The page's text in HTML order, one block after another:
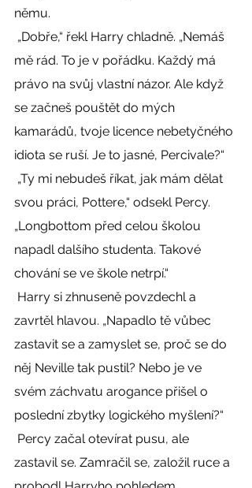
němu.
mě rád. To je v pořádku. Každý má
právo na svůj vlastní názor. Ale když
se začneš pouštět do mých
kamarádů, tvoje licence nebetyčného
idiota se ruší. Je to jasné, Percivale?“
svou práci, Pottere,“ odsekl Percy.
„Longbottom před celou školou
napadl dalšího studenta. Takové
chování se ve škole netrpí.“
zavrtěl hlavou. „Napadlo tě vůbec
zastavit se a zamyslet se, proč se do
něj Neville tak pustil? Nebo je ve
svém záchvatu arogance přišel o
poslední zbytky logického myšlení?“
zastavil se. Zamračil se, založil ruce a